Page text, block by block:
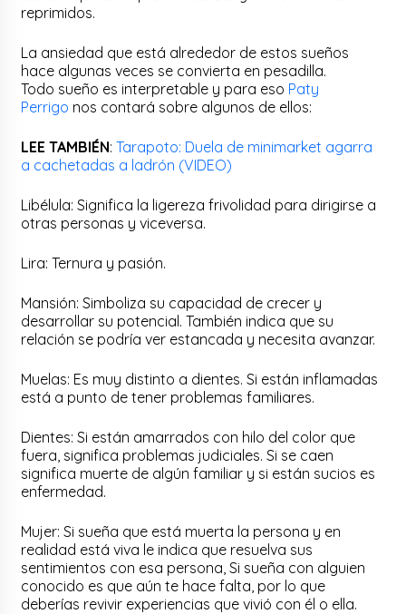
reprimidos.
La ansiedad que está alrededor de estos sueños
hace algunas veces se convierta en pesadilla.
Todo sueño es interpretable y para eso Paty
Perrigo nos contará sobre algunos de ellos:
LEE TAMBIÉN:Tarapoto: Duela de minimarket agarra
a cachetadas a ladrón (VIDEO)
Libélula: Significa la ligereza frivolidad para dirigirse a
otras personas y viceversa.
Lira: Ternura y pasión.
Mansión: Simboliza su capacidad de crecer y
desarrollar su potencial. También indica que su
relación se podría ver estancada y necesita avanzar.
Muelas: Es muy distinto a dientes. Si están inflamadas
está a punto de tener problemas familiares.
Dientes: Si están amarrados con hilo del color que
fuera, significa problemas judiciales. Si se caen
significa muerte de algún familiar y si están sucios es
enfermedad.
Mujer: Si sueña que está muerta la persona y en
realidad está viva le indica que resuelva sus
sentimientos con esa persona, Si sueña con alguien
conocido es que aún te hace falta, por lo que
deberías revivir experiencias que vivió con él o ella.